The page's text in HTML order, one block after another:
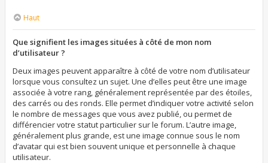
Haut
Que signifient les images situées à côté de mon nom
d’utilisateur ?
Deux images peuvent apparaître à côté de votre nom d’utilisateur
lorsque vous consultez un sujet. Une d’elles peut être une image
associée à votre rang, généralement représentée par des étoiles,
des carrés ou des ronds. Elle permet d’indiquer votre activité selon
le nombre de messages que vous avez publié, ou permet de
différencier votre statut particulier sur le forum. L’autre image,
généralement plus grande, est une image connue sous le nom
d’avatar qui est bien souvent unique et personnelle à chaque
utilisateur.